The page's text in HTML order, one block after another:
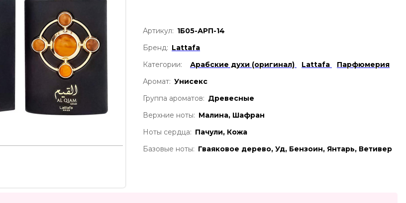
Артикул: 1Б05-АРП-14
Бренд: Lattafa
Категории:
Арабские духи (оригинал) Lattafa
Парфюмерия
Аромат: Унисекс
Группа ароматов: Древесные
Верхние ноты: Малина, Шафран
Ноты сердца: Пачули, Кожа
Базовые ноты: Гваяковое дерево, Уд, Бензоин, Янтарь, Ветивер